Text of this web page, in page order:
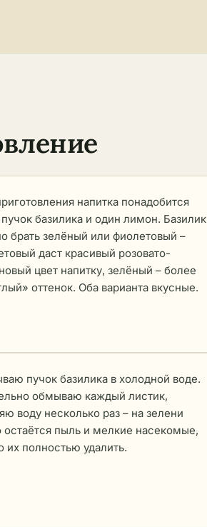
напитка понадобится
пучок базилика и один лимон. Базилик
брать зелёный или фиолетовый –
даст красивый розовато-
цвет напитку, зелёный – более
оттенок. Оба варианта вкусные.
пучок базилика в холодной воде.
обмываю каждый листик,
воду несколько раз – на зелени
остаётся пыль и мелкие насекомые,
их полностью удалить.